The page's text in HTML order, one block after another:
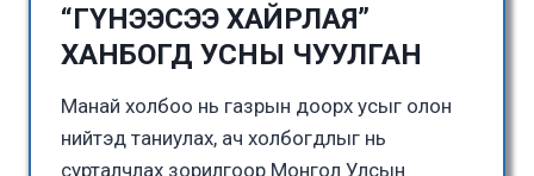
“ГҮНЭЭСЭЭ ХАЙРЛАЯ”
ХАНБОГД УСНЫ ЧУУЛГАН
Манай холбоо нь газрын доорх усыг олон
нийтэд таниулах, ач холбогдлыг нь
сурталчлах зорилгоор Монгол Улсын